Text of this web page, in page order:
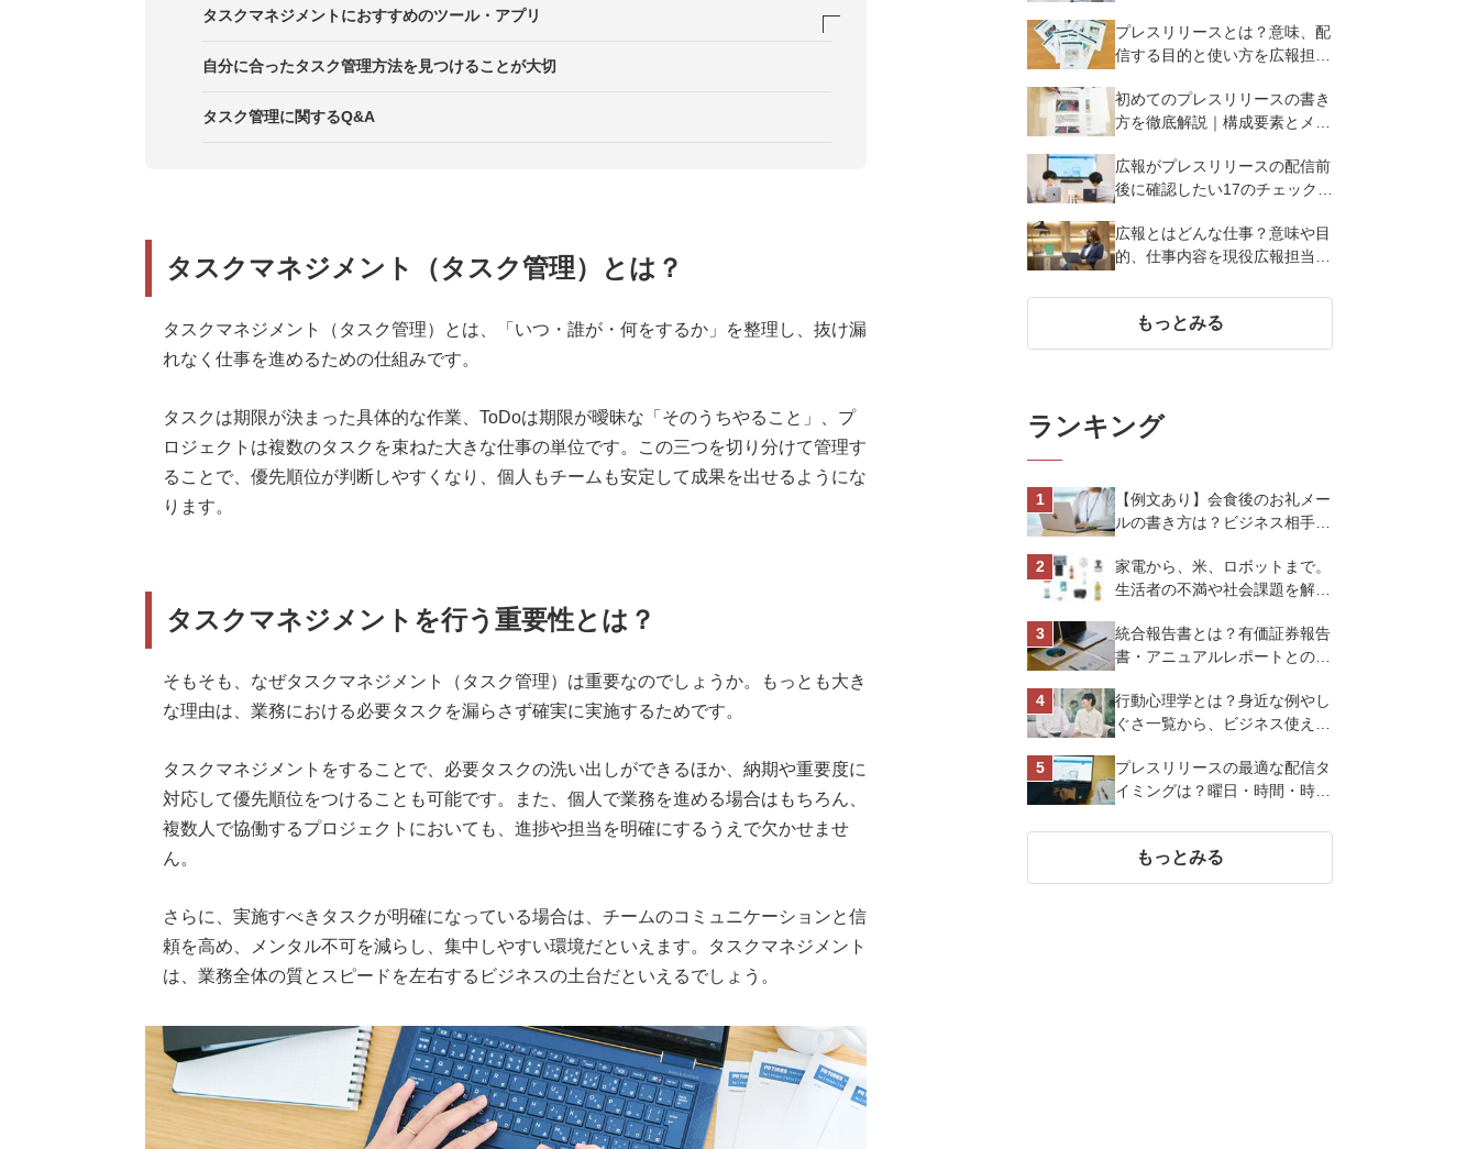
4．関係者とタスク・進捗を共有し、認識を揃える
5．タスク管理ツール・アプリを活用する
ポイント3．タスク完了に必要な時間を見極める
ポイント4．常にプロジェクトの全体感を把握する
ポイント5．タスク管理に負荷をかけすぎない
2．締め切り
3．タスク処理にかかる時間（工数）
4．優先度と緊急度
ポイント1．定期的な進捗確認と共有ルールを設ける
ポイント2．タスクの遅延・変更はすぐに共有し、情報の行き違いを防ぐ
ポイント3．計画遅れをリカバリー・バックアップできる体制をつくる
タスクマネジメントにおすすめのツール・アプリ
Jooto
Backlog
自分に合ったタスク管理方法を見つけることが大切
タスク管理に関するQ&A
タスクマネジメント（タスク管理）とは？
タスクマネジメント（タスク管理）とは、「いつ・誰が・何をするか」を整理し、抜け漏
れなく仕事を進めるための仕組みです。
タスクは期限が決まった具体的な作業、ToDoは期限が曖昧な「そのうちやること」、プ
ロジェクトは複数のタスクを束ねた大きな仕事の単位です。この三つを切り分けて管理す
ることで、優先順位が判断しやすくなり、個人もチームも安定して成果を出せるようにな
ります。
タスクマネジメントを行う重要性とは？
そもそも、なぜタスクマネジメント（タスク管理）は重要なのでしょうか。もっとも大き
な理由は、業務における必要タスクを漏らさず確実に実施するためです。
タスクマネジメントをすることで、必要タスクの洗い出しができるほか、納期や重要度に
対応して優先順位をつけることも可能です。また、個人で業務を進める場合はもちろん、
複数人で協働するプロジェクトにおいても、進捗や担当を明確にするうえで欠かせませ
ん。
さらに、実施すべきタスクが明確になっている場合は、チームのコミュニケーションと信
頼を高め、メンタル不可を減らし、集中しやすい環境だといえます。タスクマネジメント
は、業務全体の質とスピードを左右するビジネスの土台だといえるでしょう。
プレスリリースとは？意味、配
信する目的と使い方を広報担当
初めてのプレスリリースの書き
方を徹底解説｜構成要素とメデ
ト
広報がプレスリリースの配信前
後に確認したい17のチェックポ
広報とはどんな仕事？意味や目
的、仕事内容を現役広報担当者
もっとみる
ランキング
【例文あり】会食後のお礼メー
ルの書き方は？ビジネス相手に
トを解説
家電から、米、ロボットまで。
生活者の不満や社会課題を解決
スオーヤマ株式会社
統合報告書とは？有価証券報告
書・アニュアルレポートとの違
行動心理学とは？身近な例やし
ぐさ一覧から、ビジネス使える
プレスリリースの最適な配信タ
イミングは？曜日・時間・時期
化させよう
もっとみる